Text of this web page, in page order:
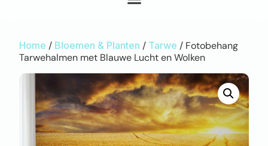
Home / Bloemen & Planten / Tarwe / Fotobehang
Tarwehalmen met Blauwe Lucht en Wolken